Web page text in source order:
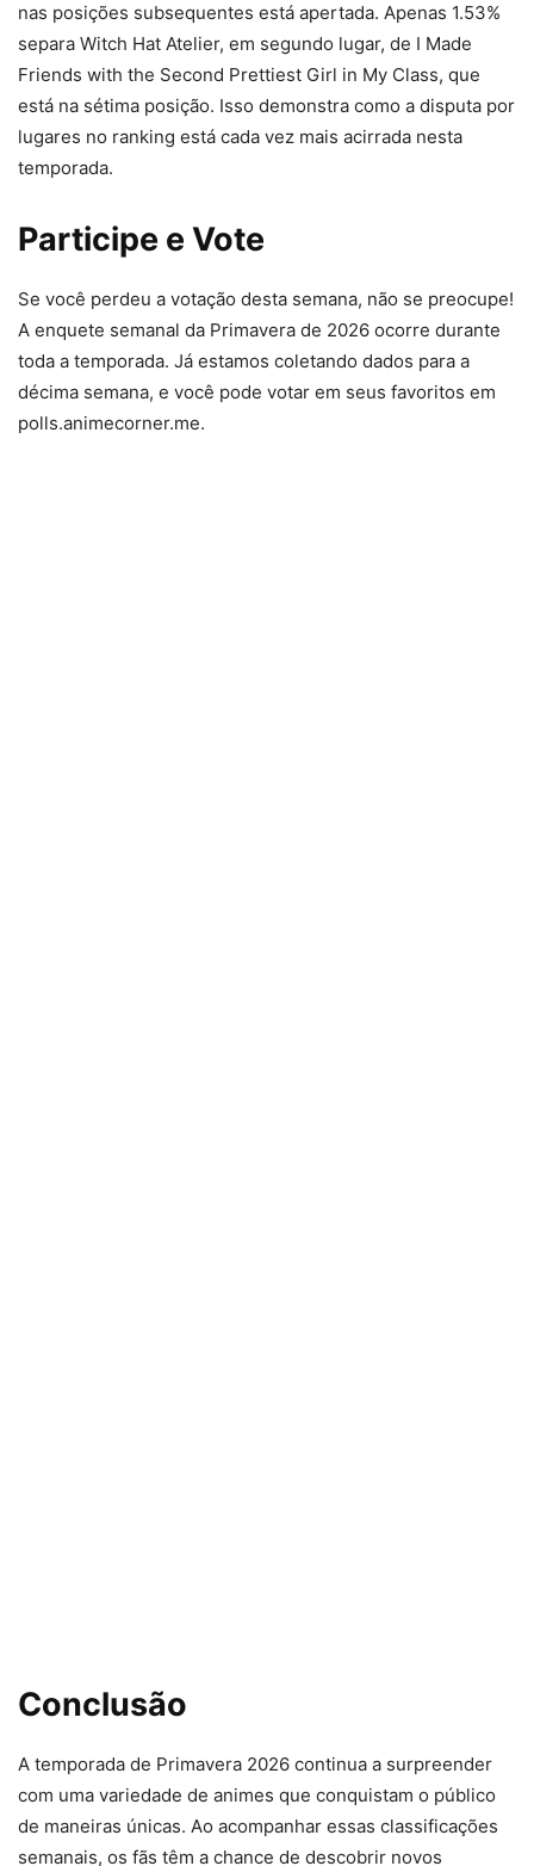
nas posições subsequentes está apertada. Apenas 1.53%
separa Witch Hat Atelier, em segundo lugar, de I Made
Friends with the Second Prettiest Girl in My Class, que
está na sétima posição. Isso demonstra como a disputa por
lugares no ranking está cada vez mais acirrada nesta
temporada.
Participe e Vote
Se você perdeu a votação desta semana, não se preocupe!
A enquete semanal da Primavera de 2026 ocorre durante
toda a temporada. Já estamos coletando dados para a
décima semana, e você pode votar em seus favoritos em
polls.animecorner.me.
Conclusão
A temporada de Primavera 2026 continua a surpreender
com uma variedade de animes que conquistam o público
de maneiras únicas. Ao acompanhar essas classificações
semanais, os fãs têm a chance de descobrir novos